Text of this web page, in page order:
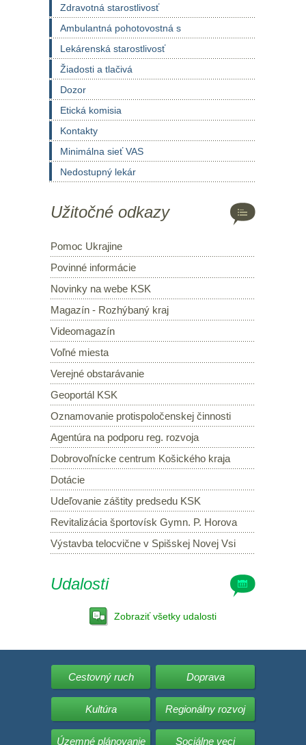
Zdravotná starostlivosť
Ambulantná pohotovostná s
Lekárenská starostlivosť
Žiadosti a tlačivá
Dozor
Etická komisia
Kontakty
Minimálna sieť VAS
Nedostupný lekár
Užitočné odkazy
Pomoc Ukrajine
Povinné informácie
Novinky na webe KSK
Magazín - Rozhýbaný kraj
Videomagazín
Voľné miesta
Verejné obstarávanie
Geoportál KSK
Oznamovanie protispoločenskej činnosti
Agentúra na podporu reg. rozvoja
Dobrovoľnícke centrum Košického kraja
Dotácie
Udeľovanie záštity predsedu KSK
Revitalizácia športovísk Gymn. P. Horova
Výstavba telocvične v Spišskej Novej Vsi
Udalosti
Zobraziť všetky udalosti
Cestovný ruch Doprava
Kultúra Regionálny rozvoj
Územné plánovanie Sociálne veci